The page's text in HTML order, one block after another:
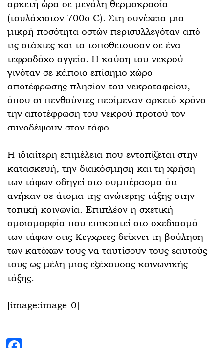
αρκετή ώρα σε μεγάλη θερμοκρασία
(τουλάχιστον 700ο C). Στη συνέχεια μια
μικρή ποσότητα οστών περισυλλεγόταν από
τις στάχτες και τα τοποθετούσαν σε ένα
τεφροδόχο αγγείο. Η καύση του νεκρού
γινόταν σε κάποιο επίσημο χώρο
αποτέφρωσης πλησίον του νεκροταφείου,
όπου οι πενθούντες περίμεναν αρκετό χρόνο
την αποτέφρωση του νεκρού προτού τον
συνοδέψουν στον τάφο.
Η ιδιαίτερη επιμέλεια που εντοπίζεται στην
κατασκευή, την διακόσμηση και τη χρήση
των τάφων οδηγεί στο συμπέρασμα ότι
ανήκαν σε άτομα της ανώτερης τάξης στην
τοπική κοινωνία. Επιπλέον η σχετική
ομοιομορφία που επικρατεί στο σχεδιασμό
των τάφων στις Κεγχρεές δείχνει τη βούληση
των κατόχων τους να ταυτίσουν τους εαυτούς
τους ως μέλη μιας εξέχουσας κοινωνικής
τάξης.
[image:image-0]